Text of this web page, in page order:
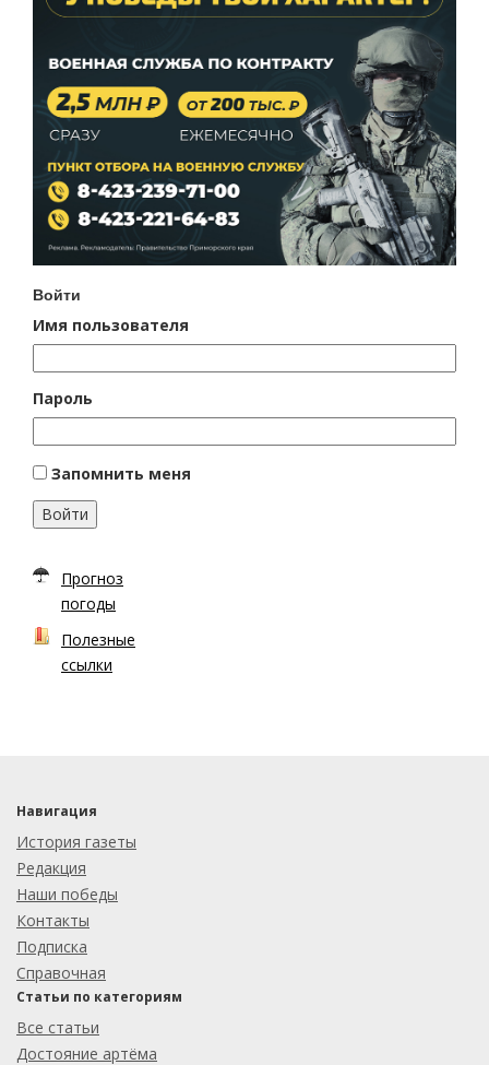
Войти
Имя пользователя
Пароль
Запомнить меня
Войти
Прогноз
погоды
Полезные
ссылки
Навигация
История газеты
Редакция
Наши победы
Контакты
Подписка
Справочная
Статьи по категориям
Все статьи
Достояние артёма